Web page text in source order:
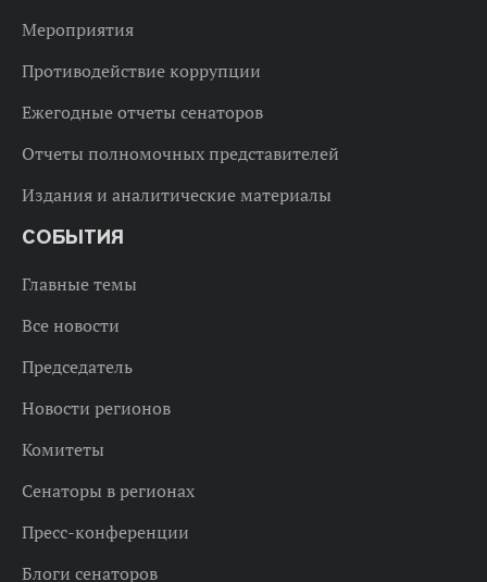
Мероприятия
Противодействие коррупции
Ежегодные отчеты сенаторов
Отчеты полномочных представителей
Издания и аналитические материалы
СОБЫТИЯ
Главные темы
Все новости
Председатель
Новости регионов
Комитеты
Сенаторы в регионах
Пресс-конференции
Блоги сенаторов